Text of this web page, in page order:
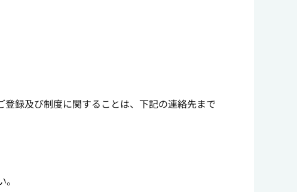
録及び制度に関することは、下記の連絡先まで